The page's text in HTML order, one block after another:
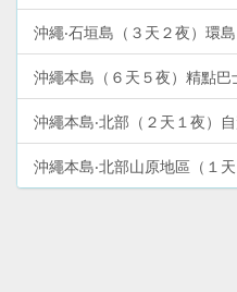
沖繩‧石垣島（３天２夜）環
沖繩本島（６天５夜）精點巴
沖繩本島‧北部（２天１夜）
沖繩本島‧北部山原地區（１